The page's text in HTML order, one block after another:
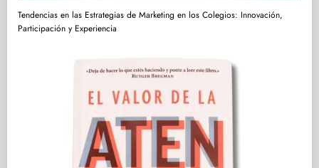
Tendencias en las Estrategias de Marketing en los Colegios: Innovación,
Participación y Experiencia